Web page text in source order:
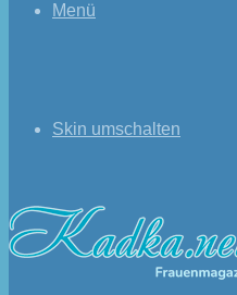
Menü
Skin umschalten